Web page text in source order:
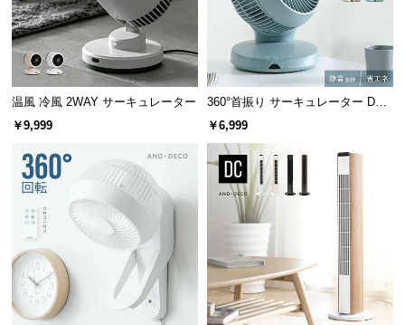
グ
企
情
温風 冷風 2WAY サーキュレーター
￥9,999
360°首振り サーキュレーター DC
モーター マイナスイオン搭載 プレ
￥6,999